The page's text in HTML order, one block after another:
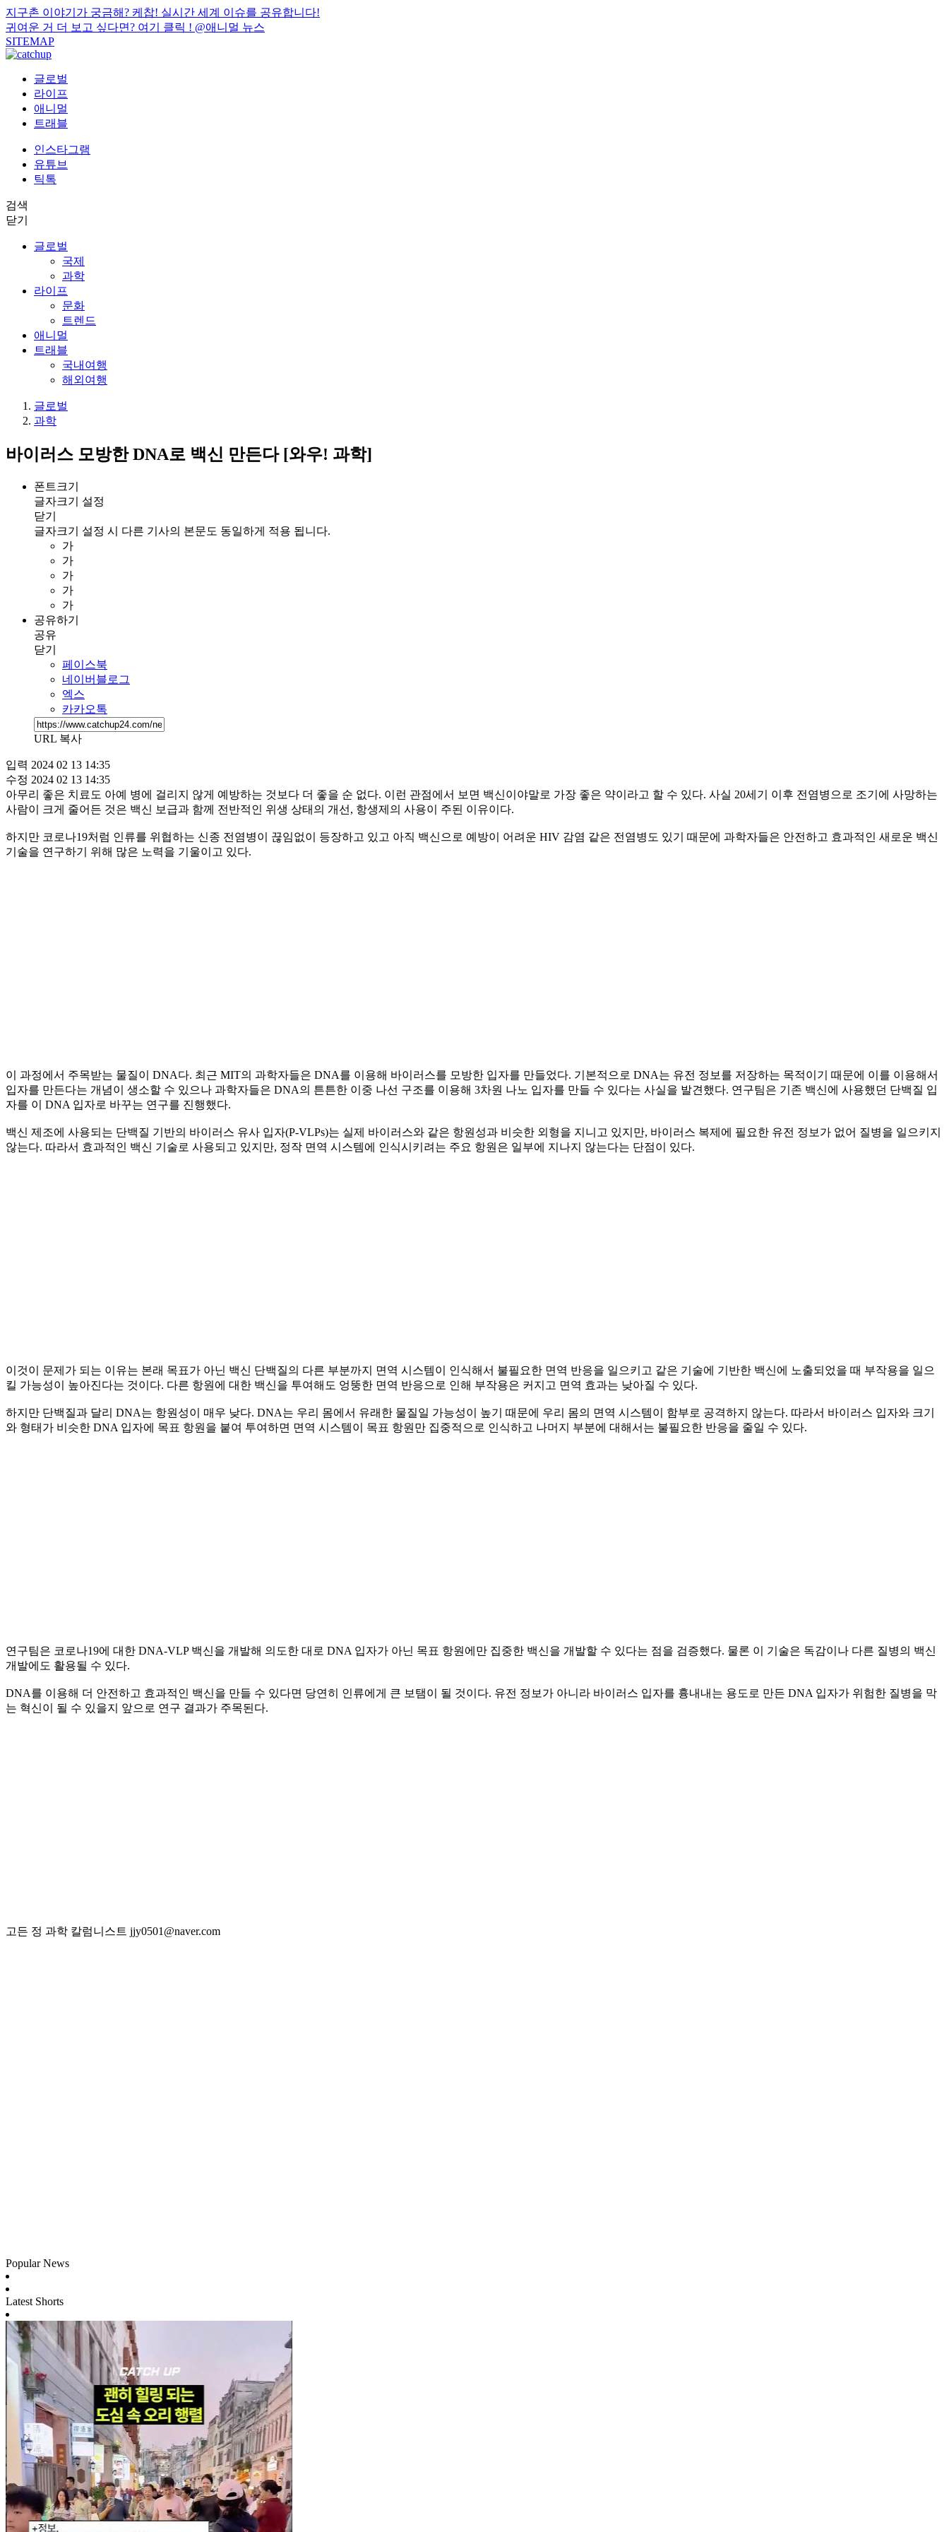
지구촌 이야기가 궁금해? 케찹! 실시간 세계 이슈를 공유합니다!
귀여운 거 더 보고 싶다면? 여기 클릭 ! @애니멀 뉴스
SITEMAP
글로벌
라이프
애니멀
트래블
인스타그램
유튜브
틱톡
검색
닫기
글로벌
국제
과학
라이프
문화
트렌드
애니멀
트래블
국내여행
해외여행
글로벌
과학
바이러스 모방한 DNA로 백신 만든다 [와우! 과학]
폰트크기
글자크기 설정
닫기
글자크기 설정 시 다른 기사의 본문도 동일하게 적용 됩니다.
가
가
가
가
가
공유하기
공유
닫기
페이스북
네이버블로그
엑스
카카오톡
URL 복사
입력 2024 02 13 14:35
수정 2024 02 13 14:35
아무리 좋은 치료도 아예 병에 걸리지 않게 예방하는 것보다 더 좋을 순 없다. 이런 관점에서 보면 백신이야말로 가장 좋은 약이라고 할 수 있다. 사실 20세기 이후 전염병으로 조기에 사망하는
사람이 크게 줄어든 것은 백신 보급과 함께 전반적인 위생 상태의 개선, 항생제의 사용이 주된 이유이다.
하지만 코로나19처럼 인류를 위협하는 신종 전염병이 끊임없이 등장하고 있고 아직 백신으로 예방이 어려운 HIV 감염 같은 전염병도 있기 때문에 과학자들은 안전하고 효과적인 새로운 백신
기술을 연구하기 위해 많은 노력을 기울이고 있다.
이 과정에서 주목받는 물질이 DNA다. 최근 MIT의 과학자들은 DNA를 이용해 바이러스를 모방한 입자를 만들었다. 기본적으로 DNA는 유전 정보를 저장하는 목적이기 때문에 이를 이용해서
입자를 만든다는 개념이 생소할 수 있으나 과학자들은 DNA의 튼튼한 이중 나선 구조를 이용해 3차원 나노 입자를 만들 수 있다는 사실을 발견했다. 연구팀은 기존 백신에 사용했던 단백질 입
자를 이 DNA 입자로 바꾸는 연구를 진행했다.
백신 제조에 사용되는 단백질 기반의 바이러스 유사 입자(P-VLPs)는 실제 바이러스와 같은 항원성과 비슷한 외형을 지니고 있지만, 바이러스 복제에 필요한 유전 정보가 없어 질병을 일으키지
않는다. 따라서 효과적인 백신 기술로 사용되고 있지만, 정작 면역 시스템에 인식시키려는 주요 항원은 일부에 지나지 않는다는 단점이 있다.
이것이 문제가 되는 이유는 본래 목표가 아닌 백신 단백질의 다른 부분까지 면역 시스템이 인식해서 불필요한 면역 반응을 일으키고 같은 기술에 기반한 백신에 노출되었을 때 부작용을 일으
킬 가능성이 높아진다는 것이다. 다른 항원에 대한 백신을 투여해도 엉뚱한 면역 반응으로 인해 부작용은 커지고 면역 효과는 낮아질 수 있다.
하지만 단백질과 달리 DNA는 항원성이 매우 낮다. DNA는 우리 몸에서 유래한 물질일 가능성이 높기 때문에 우리 몸의 면역 시스템이 함부로 공격하지 않는다. 따라서 바이러스 입자와 크기
와 형태가 비슷한 DNA 입자에 목표 항원을 붙여 투여하면 면역 시스템이 목표 항원만 집중적으로 인식하고 나머지 부분에 대해서는 불필요한 반응을 줄일 수 있다.
연구팀은 코로나19에 대한 DNA-VLP 백신을 개발해 의도한 대로 DNA 입자가 아닌 목표 항원에만 집중한 백신을 개발할 수 있다는 점을 검증했다. 물론 이 기술은 독감이나 다른 질병의 백신
개발에도 활용될 수 있다.
DNA를 이용해 더 안전하고 효과적인 백신을 만들 수 있다면 당연히 인류에게 큰 보탬이 될 것이다. 유전 정보가 아니라 바이러스 입자를 흉내내는 용도로 만든 DNA 입자가 위험한 질병을 막
는 혁신이 될 수 있을지 앞으로 연구 결과가 주목된다.
고든 정 과학 칼럼니스트 jjy0501@naver.com
Popular News
Latest Shorts